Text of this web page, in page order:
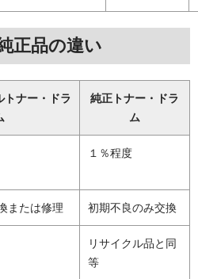
正品の違い
トナー・ドラ
純正トナー・ドラ
ム
１％程度
または修理 初期不良のみ交換
リサイクル品と同
等